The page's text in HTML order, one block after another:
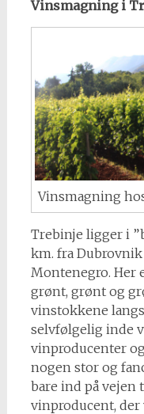
Vinsmagning i
Vinsmagning
Trebinje ligger i
km. fra
Montenegro. Her
grønt, grønt og
vinstokkene
selvfølgelig inde
vinproducenter
nogen stor og
bare ind på vejen
vinproducent,